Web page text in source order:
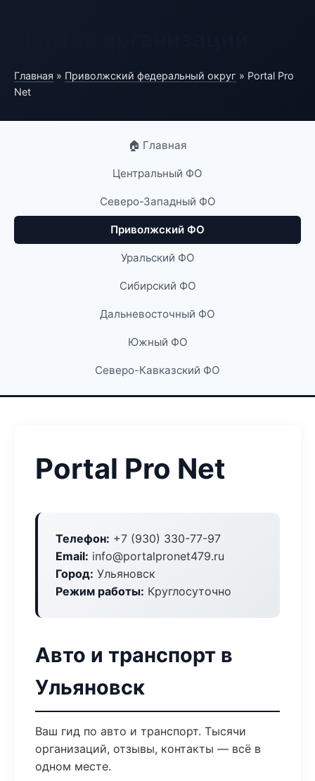
Главная » Приволжский федеральный округ » Portal Pro
Net
🏠 Главная
Центральный ФО
Северо-Западный ФО
Приволжский ФО
Уральский ФО
Сибирский ФО
Дальневосточный ФО
Южный ФО
Северо-Кавказский ФО
Portal Pro Net
Телефон: +7 (930) 330-77-97
Email: info@portalpronet479.ru
Город: Ульяновск
Режим работы: Круглосуточно
Авто и транспорт в
Ульяновск
Ваш гид по авто и транспорт. Тысячи
организаций, отзывы, контакты — всё в
одном месте.